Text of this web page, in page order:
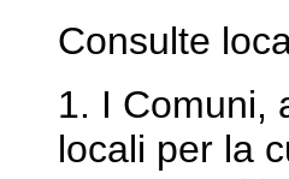
Consulte
1. I Comuni,
locali per la